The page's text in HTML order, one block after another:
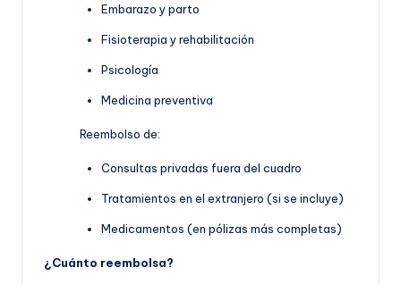
Embarazo y parto
Fisioterapia y rehabilitación
Psicología
Medicina preventiva
Reembolso de:
Consultas privadas fuera del cuadro
Tratamientos en el extranjero (si se incluye)
Medicamentos (en pólizas más completas)
¿Cuánto reembolsa?